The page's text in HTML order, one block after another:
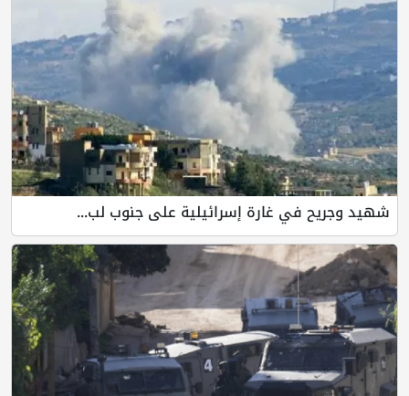
شهيد وجريح في غارة إسرائيلية على جنوب لب...